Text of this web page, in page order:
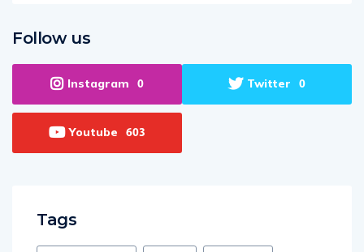
Follow us
Instagram 0 Twitter 0
Youtube 603
Tags